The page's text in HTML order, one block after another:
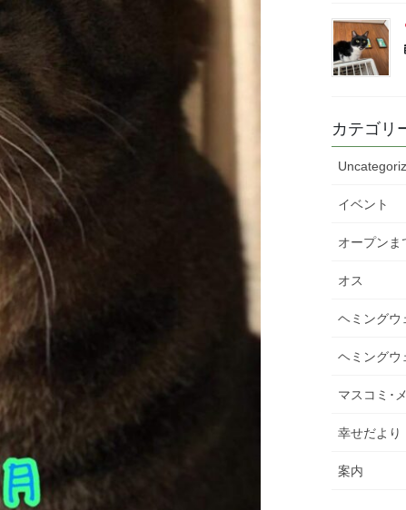
カテゴリ
イベント
オープンま
オス
ヘミングウ
ヘミングウ
マスコミ･
幸せだより
案内